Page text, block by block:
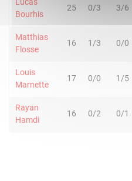
Bourhis
25 0/3 3/6
Matthias
Flosse
16 1/3 0/0
Louis
Marnette
17 0/0 1/5
Rayan
Hamdi
16 0/2 0/1